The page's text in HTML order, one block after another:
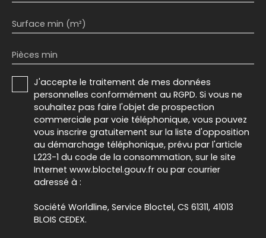
Surface min (m²)
Pièces min
J'accepte le traitement de mes données
personnelles conformément au RGPD. Si vous ne
souhaitez pas faire l'objet de prospection
commerciale par voie téléphonique, vous pouvez
vous inscrire gratuitement sur la liste d'opposition
au démarchage téléphonique, prévu par l'article
L223-1 du code de la consommation, sur le site
Internet www.bloctel.gouv.fr ou par courrier
adressé à :
Société Worldline, Service Bloctel, CS 61311, 41013
BLOIS CEDEX.